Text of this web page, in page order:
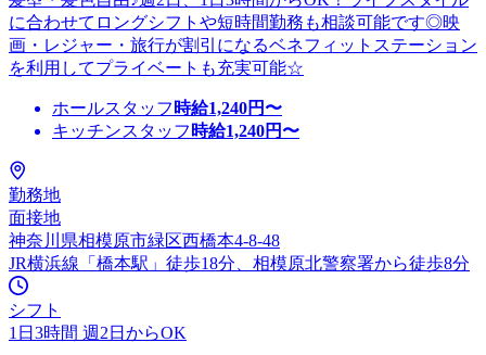
に合わせてロングシフトや短時間勤務も相談可能です◎映
画・レジャー・旅行が割引になるベネフィットステーション
を利用してプライベートも充実可能☆
ホールスタッフ 時給1,240円〜
キッチンスタッフ 時給1,240円〜
勤務地
面接地
神奈川県相模原市緑区西橋本4-8-48
JR横浜線「橋本駅」徒歩18分、相模原北警察署から徒歩8分
シフト
1日3時間 週2日からOK